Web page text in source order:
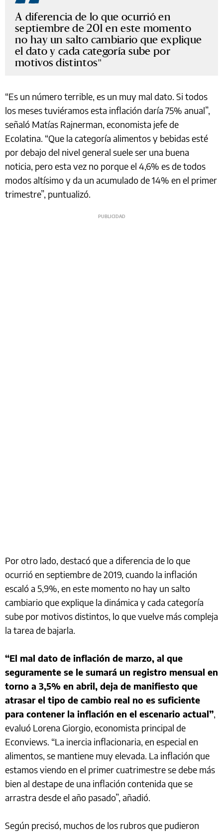
A diferencia de lo que ocurrió en
septiembre de 201 en este momento
no hay un salto cambiario que explique
el dato y cada categoría sube por
motivos distintos
“Es un número terrible, es un muy mal dato. Si todos
los meses tuviéramos esta inflación daría 75% anual”,
señaló Matías Rajnerman, economista jefe de
Ecolatina. “Que la categoría alimentos y bebidas esté
por debajo del nivel general suele ser una buena
noticia, pero esta vez no porque el 4,6% es de todos
modos altísimo y da un acumulado de 14% en el primer
trimestre”, puntualizó.
Por otro lado, destacó que a diferencia de lo que
ocurrió en septiembre de 2019, cuando la inflación
escaló a 5,9%, en este momento no hay un salto
cambiario que explique la dinámica y cada categoría
sube por motivos distintos, lo que vuelve más compleja
la tarea de bajarla.
“El mal dato de inflación de marzo, al que
seguramente se le sumará un registro mensual en
torno a 3,5% en abril, deja de manifiesto que
atrasar el tipo de cambio real no es suficiente
para contener la inflación en el escenario actual”,
evaluó Lorena Giorgio, economista principal de
Econviews. “La inercia inflacionaria, en especial en
alimentos, se mantiene muy elevada. La inflación que
estamos viendo en el primer cuatrimestre se debe más
bien al destape de una inflación contenida que se
arrastra desde el año pasado”, añadió.
Según precisó, muchos de los rubros que pudieron